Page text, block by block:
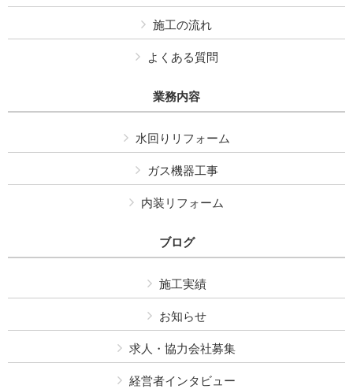
施工の流れ
よくある質問
業務内容
水回りリフォーム
ガス機器工事
内装リフォーム
ブログ
施工実績
お知らせ
求人・協力会社募集
経営者インタビュー